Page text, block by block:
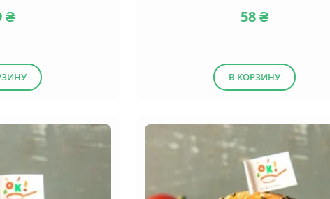
₴ 58₴
В КОРЗИНУ